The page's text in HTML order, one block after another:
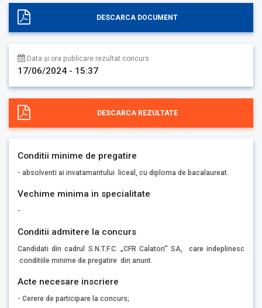
DESCARCA DOCUMENT
Data și ora publicare rezultat concurs
17/06/2024 - 15:37
DESCARCA REZULTATE
Conditii minime de pregatire
- absolventi ai invatamantului liceal, cu diploma de bacalaureat.
Vechime minima in specialitate
-
Conditii admitere la concurs
Candidati din cadrul S.N.T.F.C. „CFR Calatori” SA, care indeplinesc
conditiile minime de pregatire din anunt.
Acte necesare inscriere
- Cerere de participare la concurs;